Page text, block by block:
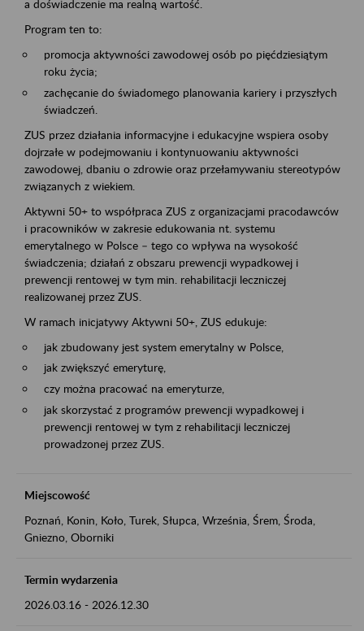
a doświadczenie ma realną wartość.
Program ten to:
promocja aktywności zawodowej osób po pięćdziesiątym
roku życia;
zachęcanie do świadomego planowania kariery i przyszłych
świadczeń.
ZUS przez działania informacyjne i edukacyjne wspiera osoby
dojrzałe w podejmowaniu i kontynuowaniu aktywności
zawodowej, dbaniu o zdrowie oraz przełamywaniu stereotypów
związanych z wiekiem.
Aktywni 50+ to współpraca ZUS z organizacjami pracodawców
i pracowników w zakresie edukowania nt. systemu
emerytalnego w Polsce – tego co wpływa na wysokość
świadczenia; działań z obszaru prewencji wypadkowej i
prewencji rentowej w tym min. rehabilitacji leczniczej
realizowanej przez ZUS.
W ramach inicjatywy Aktywni 50+, ZUS edukuje:
jak zbudowany jest system emerytalny w Polsce,
jak zwiększyć emeryturę,
czy można pracować na emeryturze,
jak skorzystać z programów prewencji wypadkowej i
prewencji rentowej w tym z rehabilitacji leczniczej
prowadzonej przez ZUS.
Miejscowość
Poznań, Konin, Koło, Turek, Słupca, Września, Śrem, Środa,
Gniezno, Oborniki
Termin wydarzenia
2026.03.16 - 2026.12.30